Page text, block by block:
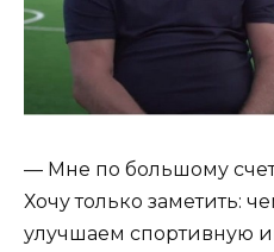
— Мне по большому
Хочу только заметить:
улучшаем спортивную